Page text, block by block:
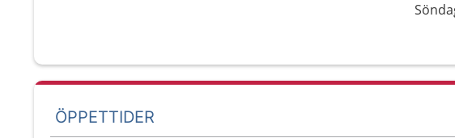
ÖPPETTIDER